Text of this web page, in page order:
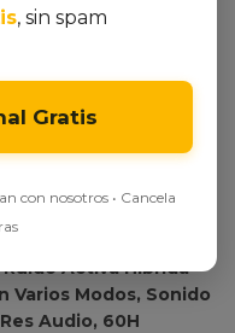
Ver oferta en Amazon
Cancelación
Activa Híbrida
Varios Modos, Sonido
Audio, 60H
, sin spam
Gratis
con nosotros • Cancela